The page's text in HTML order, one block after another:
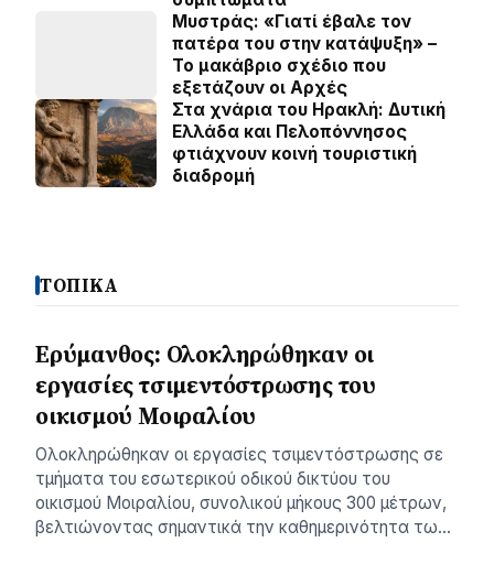
Μυστράς: «Γιατί έβαλε τον
πατέρα του στην κατάψυξη» –
Το μακάβριο σχέδιο που
εξετάζουν οι Αρχές
Στα χνάρια του Ηρακλή: Δυτική
Ελλάδα και Πελοπόννησος
φτιάχνουν κοινή τουριστική
διαδρομή
ΤΟΠΙΚΑ
Ερύμανθος: Ολοκληρώθηκαν οι
εργασίες τσιμεντόστρωσης του
οικισμού Μοιραλίου
Ολοκληρώθηκαν οι εργασίες τσιμεντόστρωσης σε
τμήματα του εσωτερικού οδικού δικτύου του
οικισμού Μοιραλίου, συνολικού μήκους 300 μέτρων,
βελτιώνοντας σημαντικά την καθημερινότητα τω…